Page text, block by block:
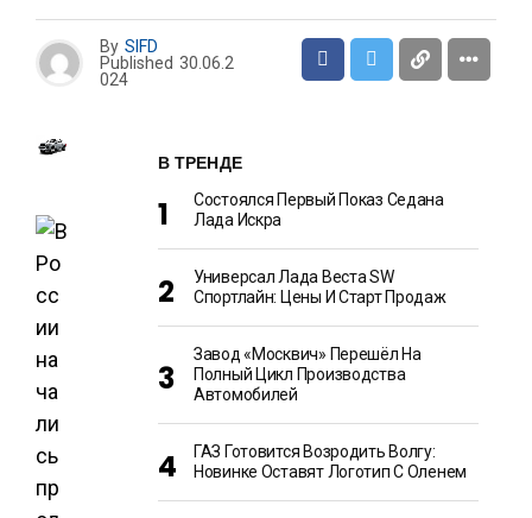
By SIFD
Published 30.06.2
024
В ТРЕНДЕ
Состоялся Первый Показ Седана
Лада Искра
Универсал Лада Веста SW
Спортлайн: Цены И Старт Продаж
Завод «Москвич» Перешёл На
Полный Цикл Производства
Автомобилей
ГАЗ Готовится Возродить Волгу:
Новинке Оставят Логотип С Оленем